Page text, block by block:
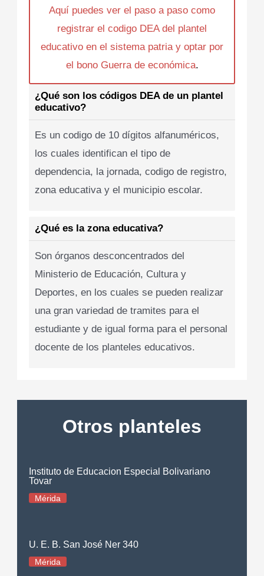
Aquí puedes ver el paso a paso como
registrar el codigo DEA del plantel
educativo en el sistema patria y optar por
el bono Guerra de económica.
¿Qué son los códigos DEA de un plantel
educativo?
Es un codigo de 10 dígitos alfanuméricos,
los cuales identifican el tipo de
dependencia, la jornada, codigo de registro,
zona educativa y el municipio escolar.
¿Qué es la zona educativa?
Son órganos desconcentrados del
Ministerio de Educación, Cultura y
Deportes, en los cuales se pueden realizar
una gran variedad de tramites para el
estudiante y de igual forma para el personal
docente de los planteles educativos.
Otros planteles
Instituto de Educacion Especial Bolivariano
Tovar
Mérida
U. E. B. San José Ner 340
Mérida